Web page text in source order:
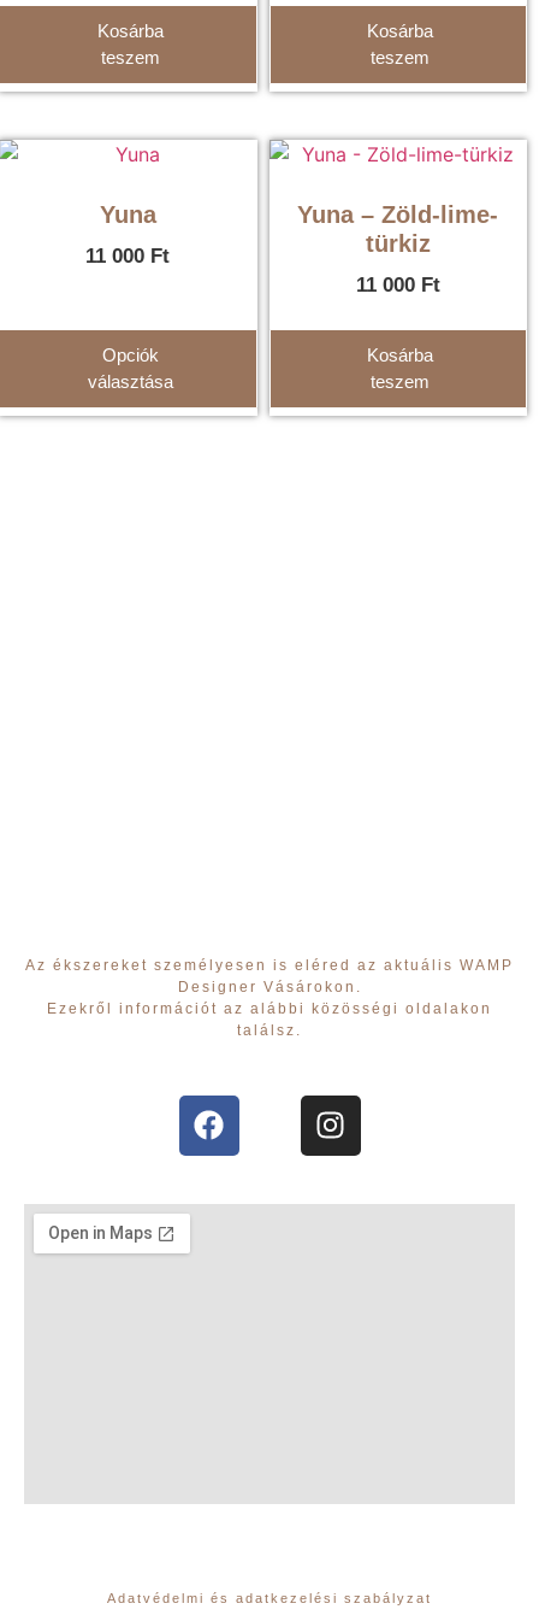
Kosárba
teszem
Kosárba
teszem
Yuna
11 000 Ft
Opciók
választása
Yuna – Zöld-lime-
türkiz
11 000 Ft
Kosárba
teszem
Az ékszereket személyesen is eléred az aktuális WAMP
Designer Vásárokon.
Ezekről információt az alábbi közösségi oldalakon
találsz.
Adatvédelmi és adatkezelési szabályzat